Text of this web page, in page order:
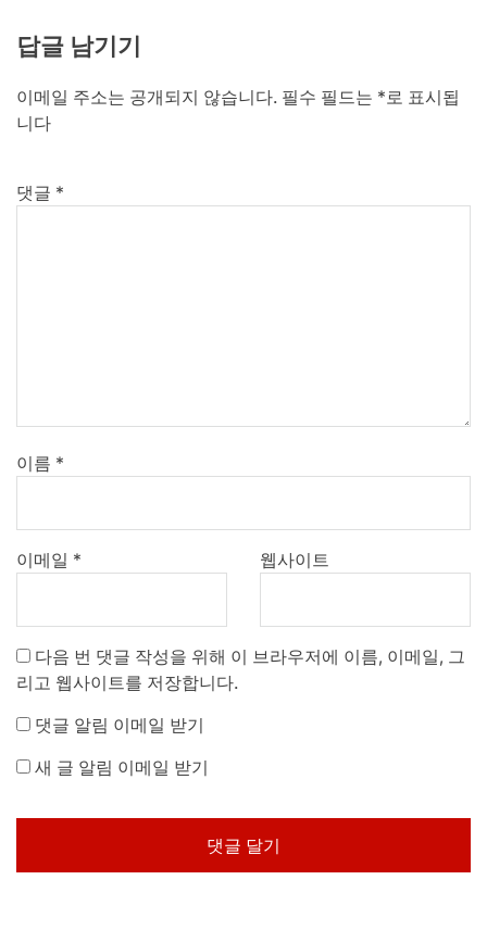
답글 남기기
이메일 주소는 공개되지 않습니다. 필수 필드는 * 로 표시됩
니다
댓글 *
이름 *
이메일 * 웹사이트
다음 번 댓글 작성을 위해 이 브라우저에 이름, 이메일, 그
리고 웹사이트를 저장합니다.
댓글 알림 이메일 받기
새 글 알림 이메일 받기